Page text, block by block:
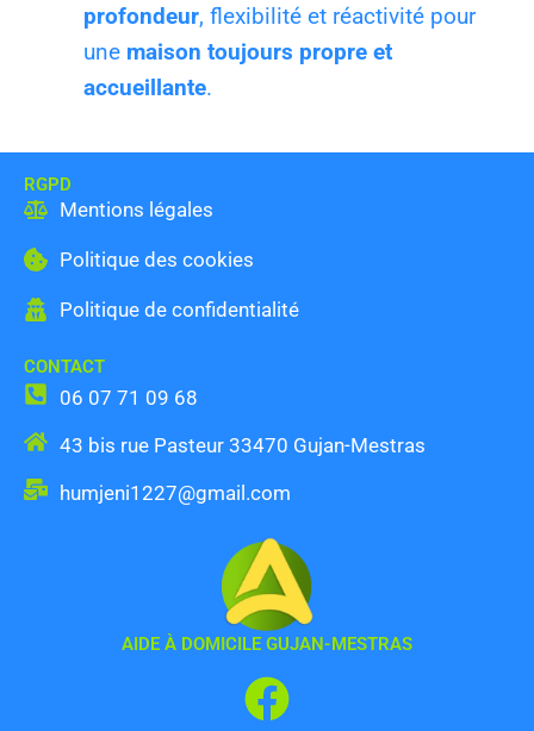
profondeur, flexibilité et réactivité pour
une maison toujours propre et
accueillante.
RGPD
Mentions légales
Politique des cookies
Politique de confidentialité
CONTACT
06 07 71 09 68
43 bis rue Pasteur 33470 Gujan-Mestras
humjeni1227@gmail.com
AIDE À DOMICILE GUJAN-MESTRAS